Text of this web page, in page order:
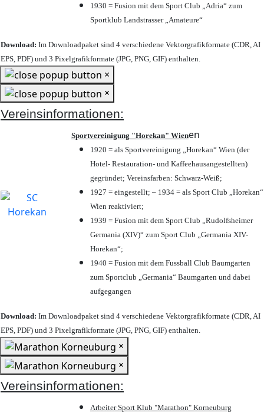
1930 = Fusion mit dem Sport Club „Adria“ zum
Sportklub Landstrasser „Amateure“
Download: Im Downloadpaket sind 4 verschiedene Vektorgrafikformate (CDR, AI
EPS, PDF) und 3 Pixelgrafikformate (JPG, PNG, GIF) enthalten.
×
×
Vereinsinformationen:
Sportvereinigung "Horekan" Wienen
1920 = als Sportvereinigung „Horekan“ Wien (der
Hotel- Restauration- und Kaffeehausangestellten)
gegründet; Vereinsfarben: Schwarz-Weiß;
1927 = eingestellt; – 1934 = als Sport Club „Horekan“
Wien reaktiviert;
1939 = Fusion mit dem Sport Club „Rudolfsheimer
Germania (XIV)“ zum Sport Club „Germania XIV-
Horekan“;
1940 = Fusion mit dem Fussball Club Baumgarten
zum Sportclub „Germania“ Baumgarten und dabei
aufgegangen
Download: Im Downloadpaket sind 4 verschiedene Vektorgrafikformate (CDR, AI
EPS, PDF) und 3 Pixelgrafikformate (JPG, PNG, GIF) enthalten.
×
×
Vereinsinformationen:
Arbeiter Sport Klub "Marathon" Korneuburg